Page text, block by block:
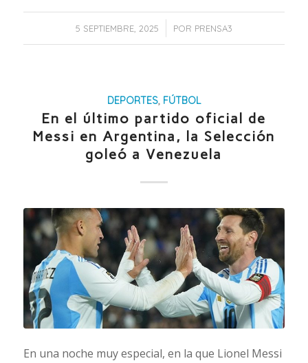
5 SEPTIEMBRE, 2025
/ POR PRENSA3
DEPORTES, FÚTBOL
En el último partido oficial de
Messi en Argentina, la Selección
goleó a Venezuela
En una noche muy especial, en la que Lionel Messi